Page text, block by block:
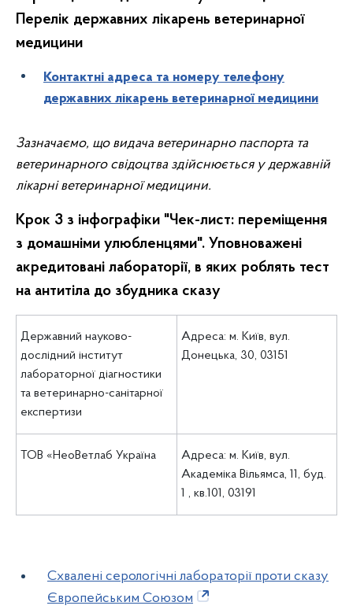
Перелік державних лікарень ветеринарної
медицини
Контактні адреса та номеру телефону
державних лікарень ветеринарної медицини
Зазначаємо, що видача ветеринарно паспорта та
ветеринарного свідоцтва здійснюється у державній
лікарні ветеринарної медицини.
Крок 3 з інфографіки "Чек-лист: переміщення
з домашніми улюбленцями". Уповноважені
акредитовані лабораторії, в яких роблять тест
на антитіла до збудника сказу
Державний науково-
дослідний інститут
лабораторної діагностики
та ветеринарно-санітарної
експертизи
Адреса: м. Київ, вул.
Донецька, 30, 03151
ТОВ «НеоВетлаб Україна
Адреса: м. Київ, вул.
Академіка Вільямса, 11, буд.
1 , кв.101, 03191
Схвалені серологічні лабораторії проти сказу
Європейським Союзом